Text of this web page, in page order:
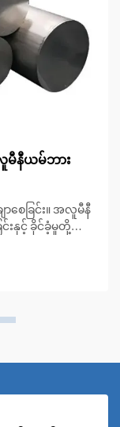
နီယမ်ဘား
စေခြင်း။ အလူမီနီ
င်းနှင့် ခိုင်ခံ့မှုတို့
ရည်ကို ထိန်းသိမ်း
ပ်ရန် မရှိမဖြစ်